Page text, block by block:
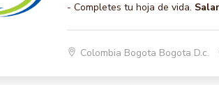
- Completes tu hoja de vida.
Colombia Bogota Bogota D.c.